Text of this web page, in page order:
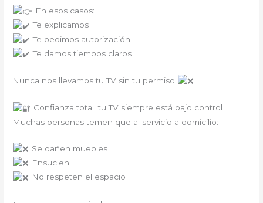
En esos casos:
Te explicamos
Te pedimos autorización
Te damos tiempos claros
Nunca nos llevamos tu TV sin tu permiso
Confianza total: tu TV siempre está bajo control
Muchas personas temen que al servicio a domicilio:
Se dañen muebles
Ensucien
No respeten el espacio